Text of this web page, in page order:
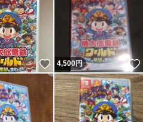
いいね！
4,500円